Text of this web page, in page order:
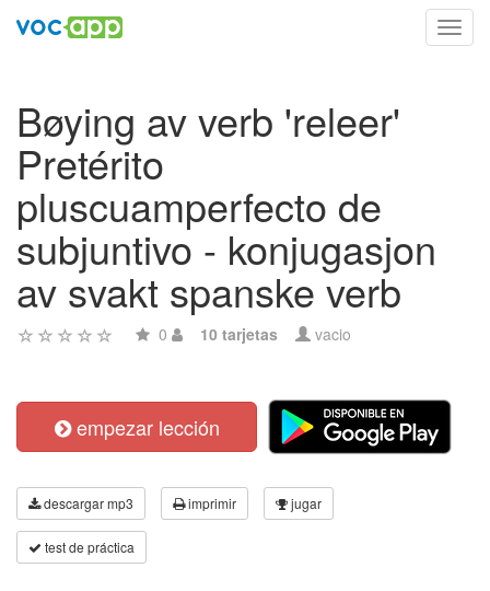
Bøying av verb 'releer'
Pretérito
pluscuamperfecto de
subjuntivo - konjugasjon
av svakt spanske verb
0 10 tarjetas vacio
empezar lección
descargar mp3 imprimir jugar
test de práctica